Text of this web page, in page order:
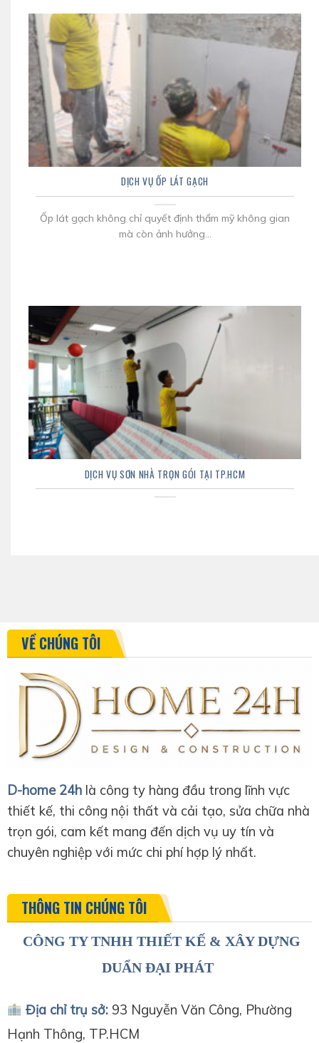
DỊCH VỤ ỐP LÁT GẠCH
Ốp lát gạch không chỉ quyết định thẩm mỹ không gian
mà còn ảnh hưởng...
DỊCH VỤ SƠN NHÀ TRỌN GÓI TẠI TP.HCM
VỀ CHÚNG TÔI
D-home 24h là công ty hàng đầu trong lĩnh vực
thiết kế, thi công nội thất và cải tạo, sửa chữa nhà
trọn gói, cam kết mang đến dịch vụ uy tín và
chuyên nghiệp với mức chi phí hợp lý nhất.
THÔNG TIN CHÚNG TÔI
CÔNG TY TNHH THIẾT KẾ & XÂY DỰNG
DUẨN ĐẠI PHÁT
Địa chỉ trụ sở:93 Nguyễn Văn Công, Phường
Hạnh Thông, TP.HCM